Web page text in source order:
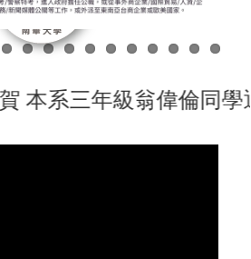
系三年級翁偉倫